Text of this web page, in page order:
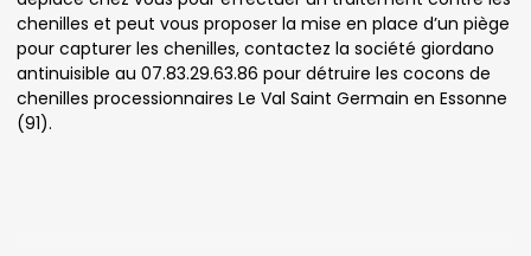
chenilles et peut vous proposer la mise en place d’un piège
pour capturer les chenilles, contactez la société giordano
antinuisible au 07.83.29.63.86 pour détruire les cocons de
chenilles processionnaires Le Val Saint Germain en Essonne
(91).